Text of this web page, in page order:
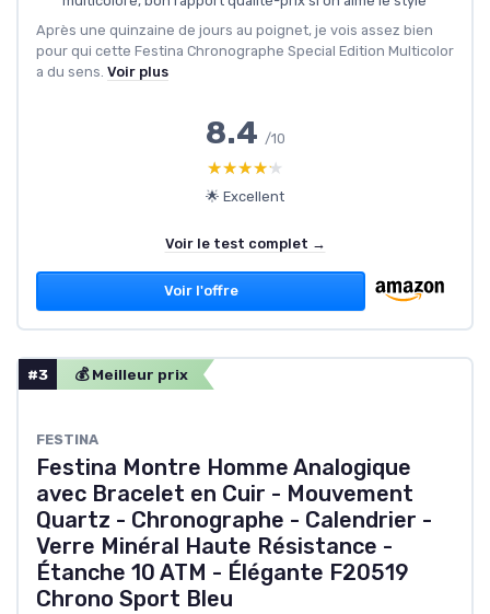
Après une quinzaine de jours au poignet, je vois assez bien
pour qui cette Festina Chronographe Special Edition Multicolor
a du sens. Voir plus
8.4 /10
★★★★★
★★★★★
🌟 Excellent
Voir le test complet →
Voir l'offre
#3 💰 Meilleur prix
FESTINA
Festina Montre Homme Analogique
avec Bracelet en Cuir - Mouvement
Quartz - Chronographe - Calendrier -
Verre Minéral Haute Résistance -
Étanche 10 ATM - Élégante F20519
Chrono Sport Bleu